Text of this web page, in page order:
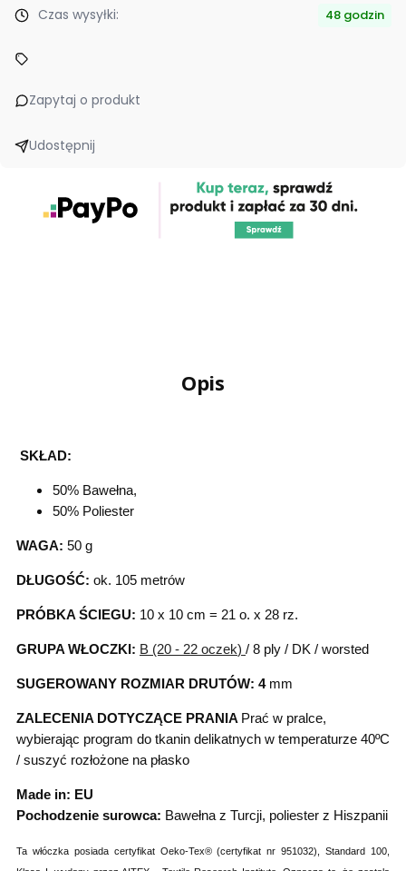
Czas wysyłki: 48 godzin
Zapytaj o produkt
Udostępnij
Opis
SKŁAD:
50% Bawełna,
50% Poliester
WAGA: 50 g
DŁUGOŚĆ: ok. 105 metrów
PRÓBKA ŚCIEGU: 10 x 10 cm = 21 o. x 28 rz.
GRUPA WŁOCZKI: B (20 - 22 oczek) / 8 ply / DK / worsted
SUGEROWANY ROZMIAR DRUTÓW: 4mm
ZALECENIA DOTYCZĄCE PRANIA Prać w pralce,
wybierając program do tkanin delikatnych w temperaturze 40ºC
/ suszyć rozłożone na płasko
Made in: EU
Pochodzenie surowca: Bawełna z Turcji, poliester z Hiszpanii
Ta włóczka posiada certyfikat Oeko-Tex® (certyfikat nr 951032), Standard 100,